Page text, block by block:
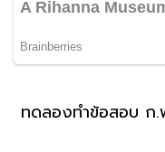
ทดลองทำข้อสอบ ก